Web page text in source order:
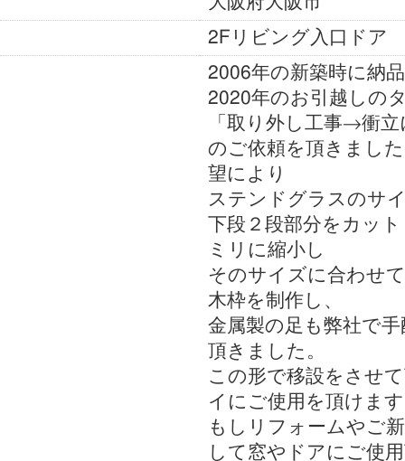
2Fリビング入口ドア
2006年の新築時に納
2020年のお引越しの
「取り外し工事→衝
のご依頼を頂きまし
望により
ステンドグラスのサ
下段２段部分をカッ
ミリに縮小し
そのサイズに合わせ
木枠を制作し、
金属製の足も弊社で
頂きました。
この形で移設をさせ
イにご使用を頂けま
もしリフォームやご
して窓やドアにご使